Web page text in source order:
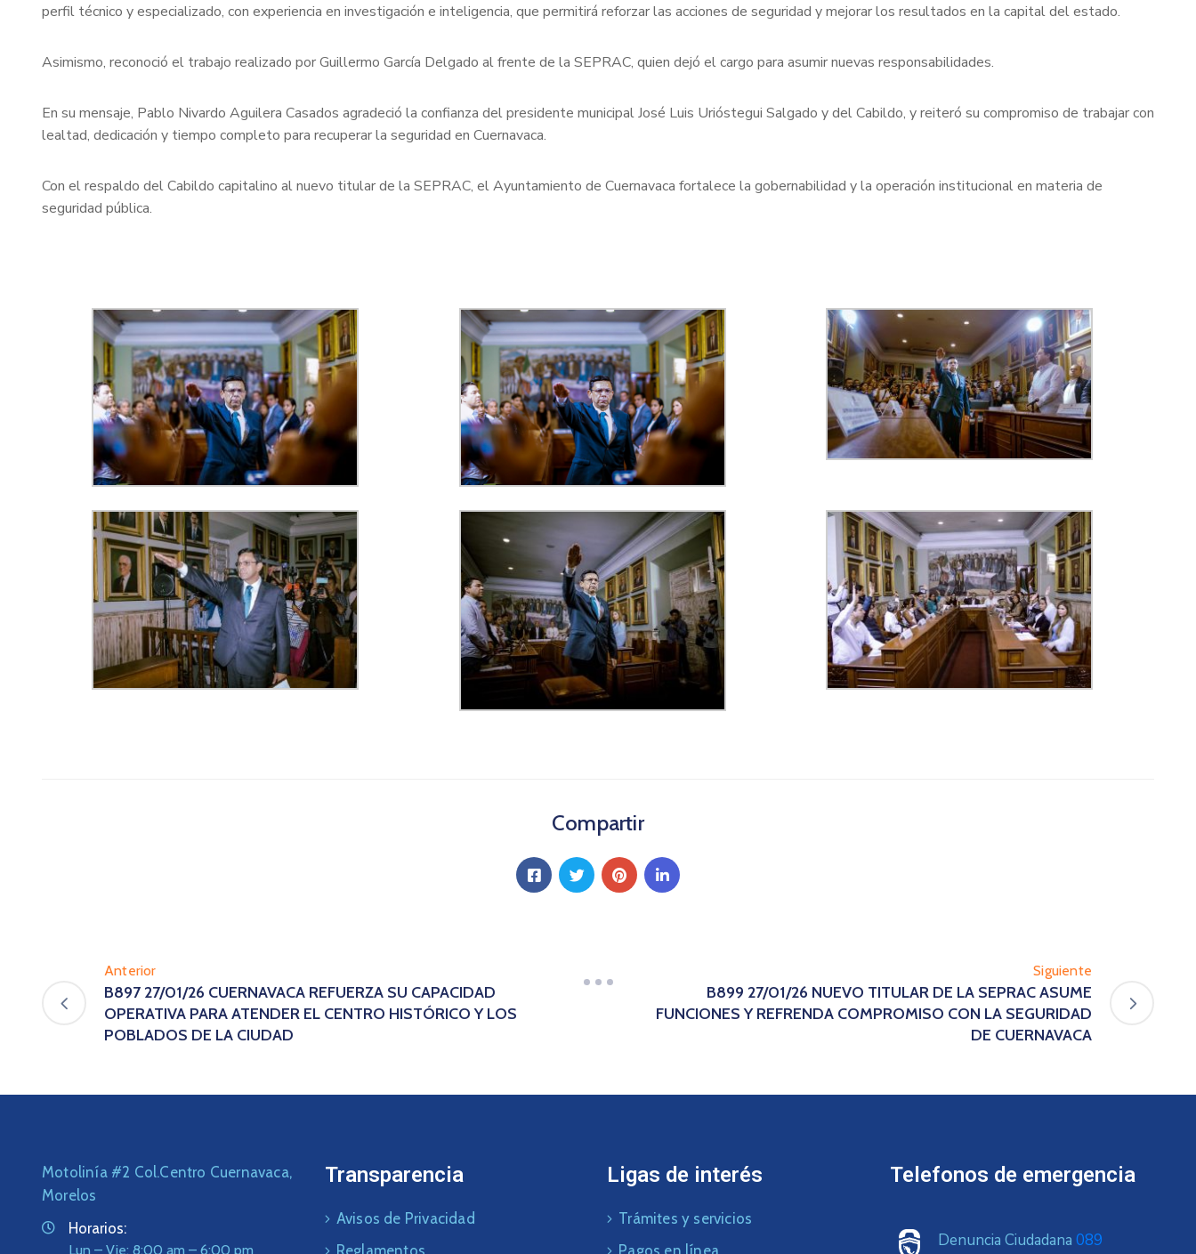
perfil técnico y especializado, con experiencia en investigación e inteligencia, que permitirá reforzar las acciones de seguridad y mejorar los resultados en la capital del estado.
Asimismo, reconoció el trabajo realizado por Guillermo García Delgado al frente de la SEPRAC, quien dejó el cargo para asumir nuevas responsabilidades.
En su mensaje, Pablo Nivardo Aguilera Casados agradeció la confianza del presidente municipal José Luis Urióstegui Salgado y del Cabildo, y reiteró su compromiso de trabajar con
lealtad, dedicación y tiempo completo para recuperar la seguridad en Cuernavaca.
Con el respaldo del Cabildo capitalino al nuevo titular de la SEPRAC, el Ayuntamiento de Cuernavaca fortalece la gobernabilidad y la operación institucional en materia de
seguridad pública.
Compartir
Anterior
B897 27/01/26 CUERNAVACA REFUERZA SU CAPACIDAD
OPERATIVA PARA ATENDER EL CENTRO HISTÓRICO Y LOS
POBLADOS DE LA CIUDAD
Siguiente
B899 27/01/26 NUEVO TITULAR DE LA SEPRAC ASUME
FUNCIONES Y REFRENDA COMPROMISO CON LA SEGURIDAD
DE CUERNAVACA
Motolinía #2 Col.Centro Cuernavaca,
Morelos
Horarios:
Lun – Vie: 8:00 am – 6:00 pm
Transparencia
Avisos de Privacidad
Ligas de interés
Trámites y servicios
Telefonos de emergencia
Denuncia Ciudadana 089